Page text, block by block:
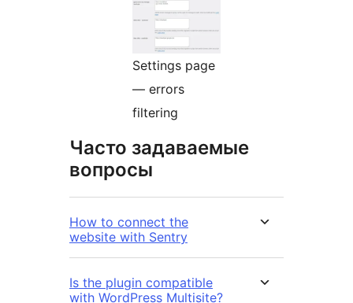
Settings page
— errors
filtering
Часто задаваемые
вопросы
How to connect the
website with Sentry
Is the plugin compatible
with WordPress Multisite?